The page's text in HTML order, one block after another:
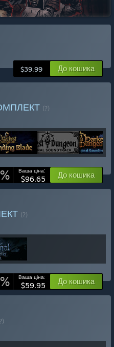
$39.99 До кошика
(?)
Ваша ціна:
$96.65 До кошика
(?)
Ваша ціна:
$59.95 До кошика